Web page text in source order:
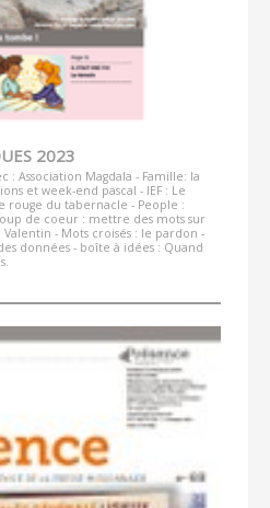
2023
: Association Magdala - Famille: la
et week-end pascal - IEF : Le
rouge du tabernacle - People :
de coeur : mettre des mots sur
- Mots croisés : le pardon -
données - boîte à idées : Quand